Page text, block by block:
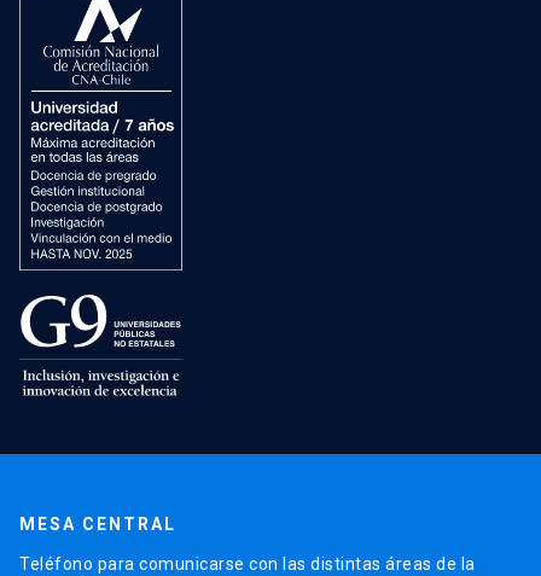
MESA CENTRAL
Teléfono para comunicarse con las distintas áreas de la